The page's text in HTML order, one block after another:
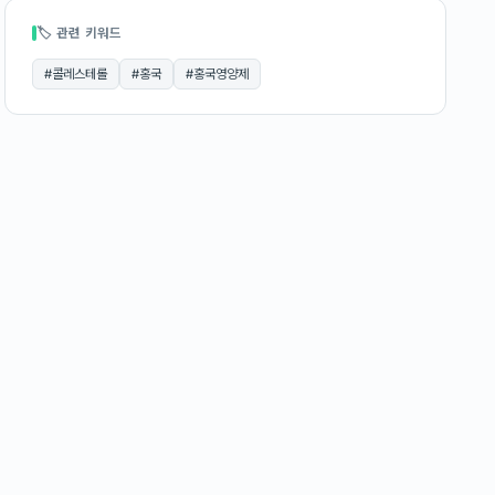
🏷 관련 키워드
#콜레스테롤 #홍국 #홍국영양제